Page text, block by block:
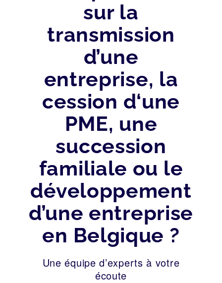
sur la
transmission
d’une
entreprise, la
cession d‘une
PME, une
succession
familiale ou le
développement
d’une entreprise
en Belgique ?
Une équipe d’experts à votre
écoute